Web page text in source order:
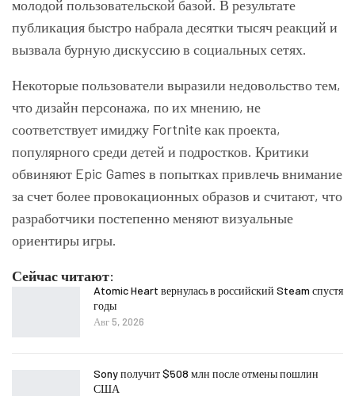
молодой пользовательской базой. В результате
публикация быстро набрала десятки тысяч реакций и
вызвала бурную дискуссию в социальных сетях.
Некоторые пользователи выразили недовольство тем,
что дизайн персонажа, по их мнению, не
соответствует имиджу Fortnite как проекта,
популярного среди детей и подростков. Критики
обвиняют Epic Games в попытках привлечь внимание
за счет более провокационных образов и считают, что
разработчики постепенно меняют визуальные
ориентиры игры.
Сейчас читают:
Atomic Heart вернулась в российский Steam спустя
годы
Авг 5, 2026
Sony получит $508 млн после отмены пошлин
США